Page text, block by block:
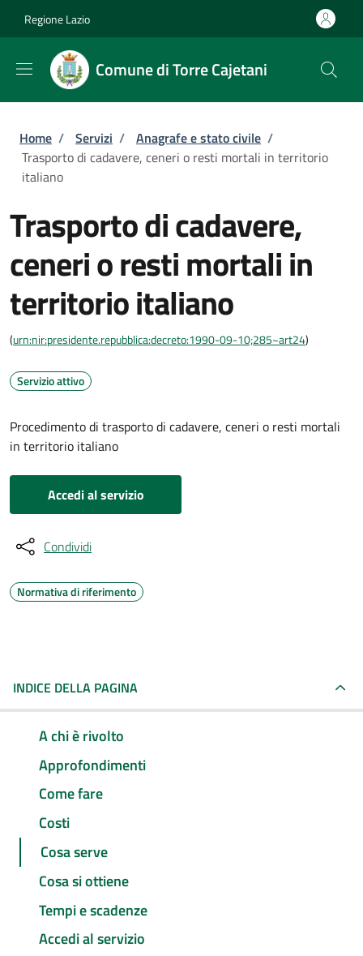
Regione Lazio
Comune di Torre Cajetani
Briciole di pane
Home / Servizi / Anagrafe e stato civile /
Trasporto di cadavere, ceneri o resti mortali in territorio
italiano
Trasporto di cadavere,
ceneri o resti mortali in
territorio italiano
(urn:nir:presidente.repubblica:decreto:1990-09-10;285~art24)
Servizio attivo
Procedimento di trasporto di cadavere, ceneri o resti mortali
in territorio italiano
Accedi al servizio
Condividi
Normativa di riferimento
INDICE DELLA PAGINA
A chi è rivolto
Approfondimenti
Come fare
Costi
Cosa serve
Cosa si ottiene
Tempi e scadenze
Accedi al servizio